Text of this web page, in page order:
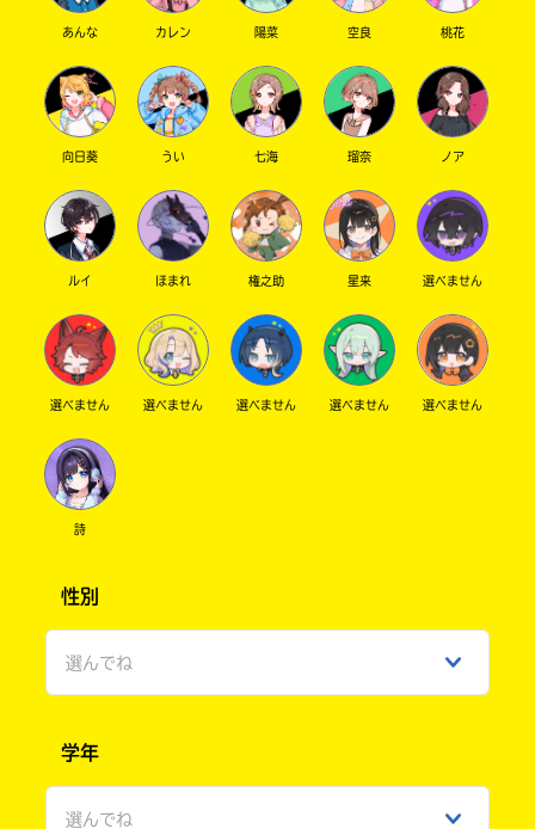
あんな カレン 陽菜 空良 桃花
向日葵 うい 七海 瑠奈 ノア
ルイ ほまれ 権之助 星来 選べません
選べません 選べません 選べません 選べません 選べません
詩
性別
選んでね
学年
選んでね